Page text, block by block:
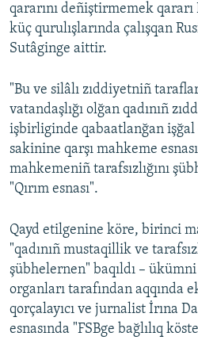
qararını deñiştirmemek
küç qurulışlarında çalışqan
Sutâginge aittir.
"Bu ve silâlı zıddiyetniñ
vatandaşlığı olğan qadınıñ
işbirliginde qabaatlanğan
sakinine qarşı mahkeme
mahkemeniñ tarafsızlığını
"Qırım esnası".
Qayd etilgenine köre, birinci
"qadınıñ mustaqillik ve
şübhelernen" baqıldı –
organları tarafından aqqında
qorçalayıcı ve jurnalist İrına
esnasında "FSBge bağlılıq